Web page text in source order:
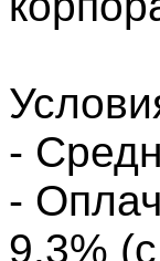
-
-
9.3%